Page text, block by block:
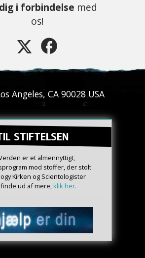
i forbindelse med
os!
Angeles, CA 90028 USA
STIFTELSEN
er et almennyttigt,
mod stoffer, der stolt
Kirken og Scientologister
ud af mere,klik her.